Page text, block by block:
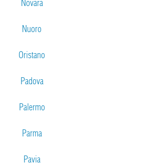
Novara
Nuoro
Oristano
Padova
Palermo
Parma
Pavia